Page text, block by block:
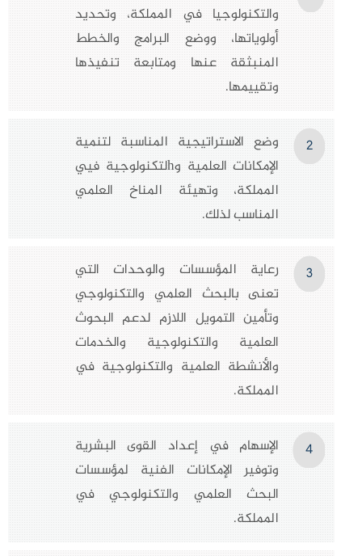
والتكنولوجيا في المملكة، وتحديد
أولوياتها، ووضع البرامج والخطط
المنبثقة عنها ومتابعة تنفيذها
وتقييمها.
وضع الاستراتيجية المناسبة لتنمية
الإمكانات العلمية وhلتكنولوجية فيي
المملكة، وتهيئة المناخ العلمي
المناسب لذلك.
رعاية المؤسسات والوحدات التي
تعنى بالبحث العلمي والتكنولوجي
وتأمين التمويل اللازم لدعم البحوث
العلمية والتكنولوجية والخدمات
والأنشطة العلمية والتكنولوجية في
المملكة.
الإسهام في إعداد القوى البشرية
وتوفير الإمكانات الفنية لمؤسسات
البحث العلمي والتكنولوجي في
المملكة.